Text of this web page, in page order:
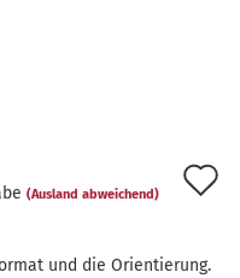
(Ausland abweichend)
und die Orientierung.